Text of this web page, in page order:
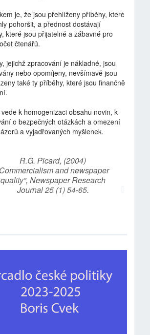
je, že jsou přehlíženy příběhy, které
pohoršit, a přednost dostávají
které jsou přijatelné a zábavné pro
čtenářů.
jejichž zpracování je nákladné, jsou
nebo opomíjeny, nevšímavě jsou
také ty příběhy, které jsou finančně
k homogenizaci obsahu novin, k
o bezpečných otázkách a omezení
a vyjadřovaných myšlenek.
R.G. Picard, (2004)
and newspaper
quality”, Newspaper Research
Journal 25 (1) 54-65.